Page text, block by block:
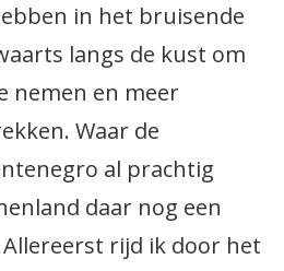
in het bruisende
langs de kust om
nemen en meer
Waar de
al prachtig
daar nog een
rijd ik door het